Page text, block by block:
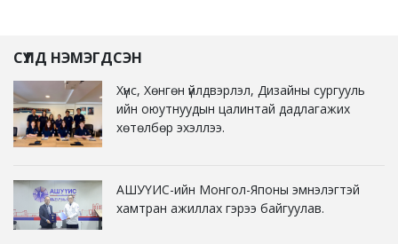
СҮҮЛД НЭМЭГДСЭН
Хүнс, Хөнгөн үйлдвэрлэл, Дизайны сургууль
ийн оюутнуудын цалинтай дадлагажих
хөтөлбөр эхэллээ.
АШУҮИС-ийн Монгол-Японы эмнэлэгтэй
хамтран ажиллах гэрээ байгуулав.